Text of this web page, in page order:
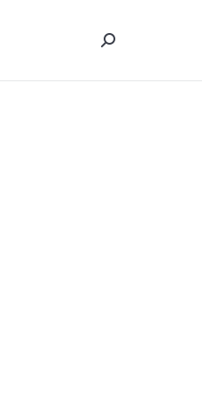
Search:
Search: